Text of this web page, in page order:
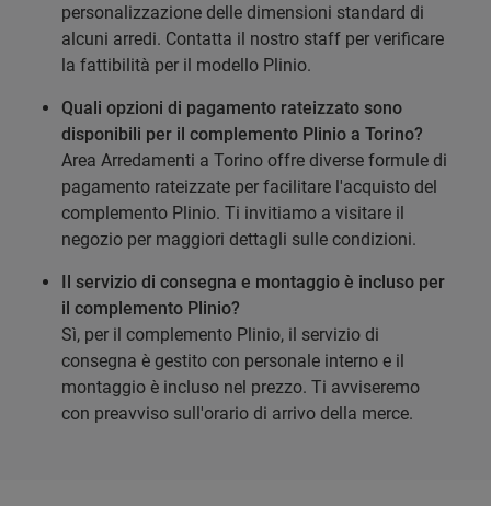
personalizzazione delle dimensioni standard di
alcuni arredi. Contatta il nostro staff per verificare
la fattibilità per il modello Plinio.
Quali opzioni di pagamento rateizzato sono
disponibili per il complemento Plinio a Torino?
Area Arredamenti a Torino offre diverse formule di
pagamento rateizzate per facilitare l'acquisto del
complemento Plinio. Ti invitiamo a visitare il
negozio per maggiori dettagli sulle condizioni.
Il servizio di consegna e montaggio è incluso per
il complemento Plinio?
Sì, per il complemento Plinio, il servizio di
consegna è gestito con personale interno e il
montaggio è incluso nel prezzo. Ti avviseremo
con preavviso sull'orario di arrivo della merce.